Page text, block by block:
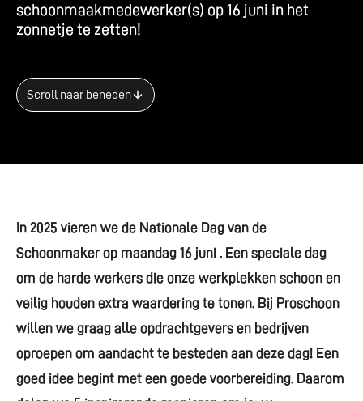
sc hoonmaa kmedewerker(s) op 1 6 juni in het
zonnetje te zetten!
Scroll naar beneden
In 2025 vieren we de Nationale Dag van de
Schoonmaker op maandag 16 juni . Een speciale dag
om de harde werkers die onze werkplekken schoon en
veilig houden extra waardering te tonen. Bij Proschoon
willen we graag alle opdrachtgevers en bedrijven
oproepen om aandacht te besteden aan deze dag! Een
goed idee begint met een goede voorbereiding. Daarom